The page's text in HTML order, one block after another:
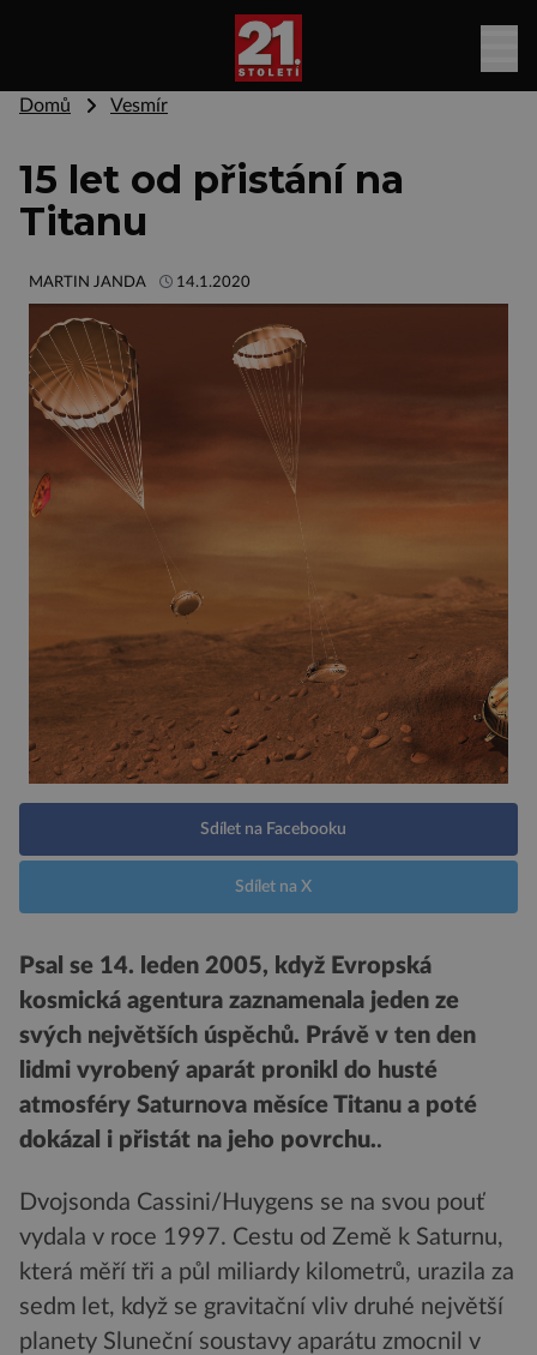
Domů Vesmír
15 let od přistání na
Titanu
MARTIN JANDA 14.1.2020
Sdílet na Facebooku
Sdílet na X
Psal se 14. leden 2005, když Evropská
kosmická agentura zaznamenala jeden ze
svých největších úspěchů. Právě v ten den
lidmi vyrobený aparát pronikl do husté
atmosféry Saturnova měsíce Titanu a poté
dokázal i přistát na jeho povrchu..
Dvojsonda Cassini/Huygens se na svou pouť
vydala v roce 1997. Cestu od Země k Saturnu,
která měří tři a půl miliardy kilometrů, urazila za
sedm let, když se gravitační vliv druhé největší
planety Sluneční soustavy aparátu zmocnil v